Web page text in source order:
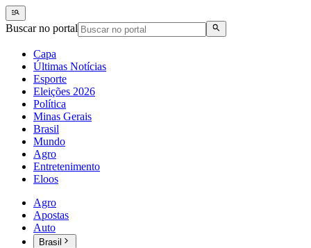
Buscar no portal
Capa
Últimas Notícias
Esporte
Eleições 2026
Política
Minas Gerais
Brasil
Mundo
Agro
Entretenimento
Eloos
Agro
Apostas
Auto
Brasil